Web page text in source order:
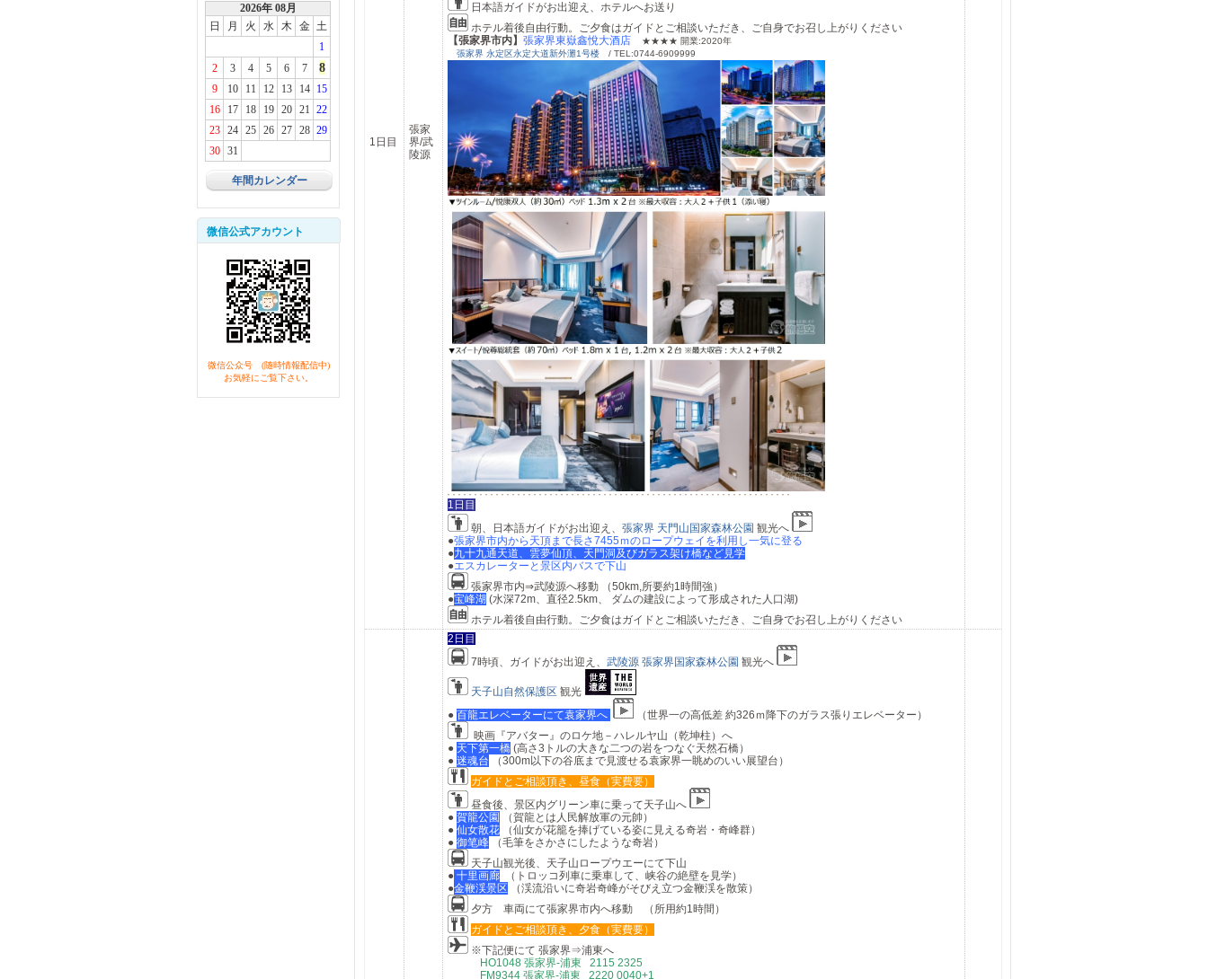
2026年 08月
日
月 火 水 木 金 土
1
2
3 4 5 6 7 8
9 10 11 12 13 14
15
16
17 18 19 20 21 22
23
24 25 26 27 28 29
30
31
年間カレンダー
微信公式アカウント
微信公众号 (随時情報配信中)
お気軽にご覧下さい。
1日目
張家
界/武
陵源
日本語ガイドがお出迎え、ホテルへお送り
ホテル着後自由行動。ご夕食はガイドとご相談いただき、ご自身でお召し上がりください
【張家界市内】 張家界東嶽鑫悅大酒店
★★★★ 開業:2020年
張家界 永定区永定大道新外灘1号楼 / TEL:0744-6909999
1日目
朝、
日本語ガイドがお出迎え、 張家界 天門山国家森林公園 観光へ
●張家界市内から天頂まで長さ7455ｍのロープウェイを利用し一気に登る
●九十九通天道、雲夢仙頂、天門洞及びガラス架け橋など見学
●エスカレーターと景区内バスで下山
張家界市内⇒武陵源へ移動 （50km,所要約1時間強）
●宝峰湖 (水深72m、直径2.5km、 ダムの建設によって形成された人口湖)
ホテル着後自由行動。ご夕食はガイドとご相談いただき、ご自身でお召し上がりください
2日目
7時頃、ガイドがお出迎え、 武陵源 張家界国家森林公園 観光へ
天子山自然保護区 観光
● 百龍エレベーターにて袁家界へ
（世界一の高低差 約326ｍ降下のガラス張りエレベーター）
映画『アバター』のロケ地－ハレルヤ山（乾坤柱）へ
● 天下第一橋 (高さ3トルの大きな二つの岩をつなぐ天然石橋）
● 迷魂台 （300m以下の谷底まで見渡せる袁家界一眺めのいい展望台）
ガイドとご相談頂き、昼食（実費要）
昼食後、景区内グリーン車に乗って天子山へ
● 賀龍公園
（賀龍とは人民解放軍の元帥）
● 仙女散花 （仙女が花籠を捧げている姿に見える奇岩・奇峰群）
● 御笔峰 （毛筆をさかさにしたような奇岩）
天子山観光後、天子山ロープウエーにて下山
● 十里画廊 （トロッコ列車に乗車して、峡谷の絶壁を見学）
●金鞭渓景区 （渓流沿いに奇岩奇峰がそびえ立つ金鞭渓を散策）
夕方 車両にて張家界市内へ移動
（所用約1時間）
ガイドとご相談頂き、夕食（実費要）
※下記便にて 張家界⇒浦東へ
HO1048 張家界-浦東 2115 2325
FM9344 張家界-浦東 2220 0040+1